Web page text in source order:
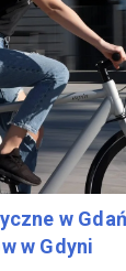
w
w Gdyni